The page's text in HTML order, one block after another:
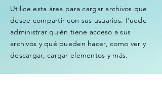
Utilice esta área para cargar archivos que
desee compartir con sus usuarios. Puede
administrar quién tiene acceso a sus
archivos y qué pueden hacer, como ver y
descargar, cargar elementos y más.